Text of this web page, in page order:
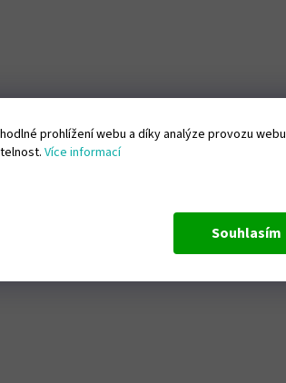
prohlížení webu a díky analýze provozu webu
Více informací
Souhlasím